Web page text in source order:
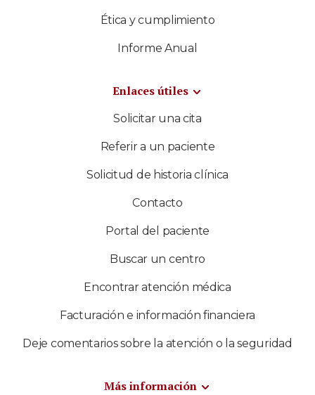
Ética y cumplimiento
Informe Anual
Enlaces útiles
Solicitar una cita
Referir a un paciente
Solicitud de historia clínica
Contacto
Portal del paciente
Buscar un centro
Encontrar atención médica
Facturación e información financiera
Deje comentarios sobre la atención o la seguridad
Más información